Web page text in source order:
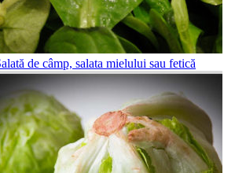
de câmp, salata mielului sau fetică